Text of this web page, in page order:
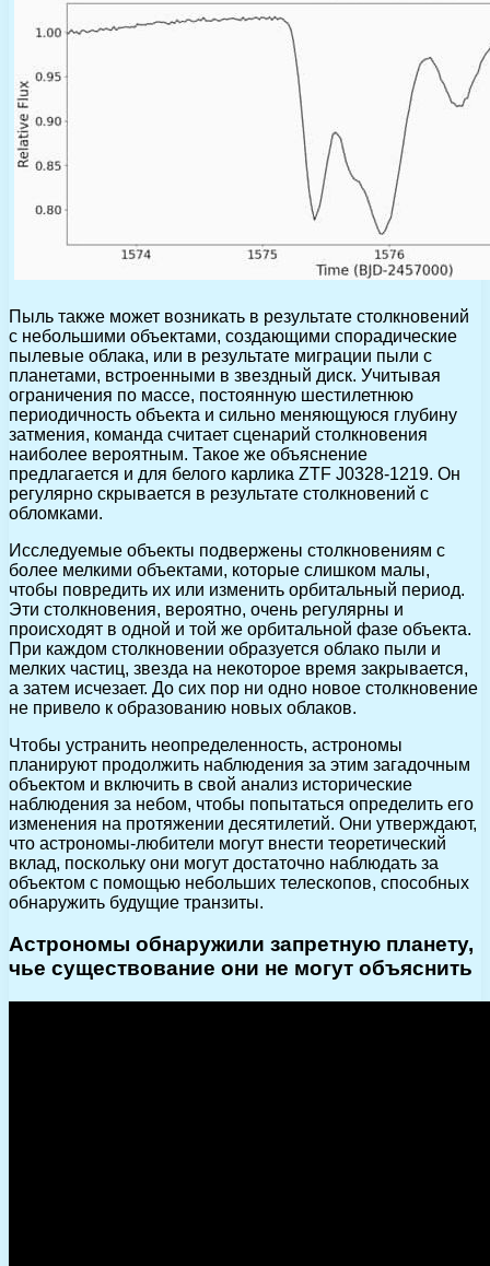
Пыль также может возникать в результате столкновений
с небольшими объектами, создающими спорадические
пылевые облака, или в результате миграции пыли с
планетами, встроенными в звездный диск. Учитывая
ограничения по массе, постоянную шестилетнюю
периодичность объекта и сильно меняющуюся глубину
затмения, команда считает сценарий столкновения
наиболее вероятным. Такое же объяснение
предлагается и для белого карлика ZTF J0328-1219. Он
регулярно скрывается в результате столкновений с
обломками.
Исследуемые объекты подвержены столкновениям с
более мелкими объектами, которые слишком малы,
чтобы повредить их или изменить орбитальный период.
Эти столкновения, вероятно, очень регулярны и
происходят в одной и той же орбитальной фазе объекта.
При каждом столкновении образуется облако пыли и
мелких частиц, звезда на некоторое время закрывается,
а затем исчезает. До сих пор ни одно новое столкновение
не привело к образованию новых облаков.
Чтобы устранить неопределенность, астрономы
планируют продолжить наблюдения за этим загадочным
объектом и включить в свой анализ исторические
наблюдения за небом, чтобы попытаться определить его
изменения на протяжении десятилетий. Они утверждают,
что астрономы-любители могут внести теоретический
вклад, поскольку они могут достаточно наблюдать за
объектом с помощью небольших телескопов, способных
обнаружить будущие транзиты.
Астрономы обнаружили запретную планету,
чье существование они не могут объяснить